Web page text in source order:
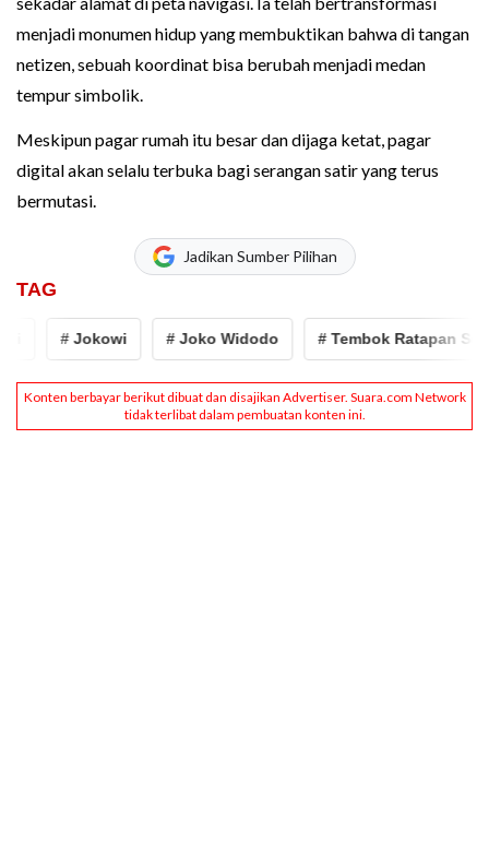
menjadi monumen hidup yang membuktikan bahwa di tangan
netizen, sebuah koordinat bisa berubah menjadi medan
tempur simbolik.
Meskipun pagar rumah itu besar dan dijaga ketat, pagar
digital akan selalu terbuka bagi serangan satir yang terus
bermutasi.
Jadikan Sumber Pilihan
TAG
# Jokowi # Joko Widodo # Tembok Ratapan Solo